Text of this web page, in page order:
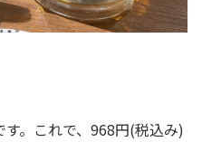
。これで、968円(税込み)